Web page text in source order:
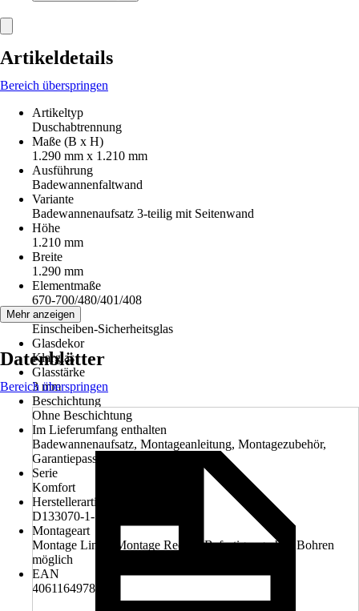
Artikeldetails
Bereich überspringen
Artikeltyp
Duschabtrennung
Maße (B x H)
1.290 mm x 1.210 mm
Ausführung
Badewannenfaltwand
Variante
Badewannenaufsatz 3-teilig mit Seitenwand
Höhe
1.210 mm
Breite
1.290 mm
Elementmaße
670-700/480/401/408
Glasart
Einscheiben-Sicherheitsglas
Glasdekor
Klarglas
Glasstärke
3 mm
Beschichtung
Ohne Beschichtung
Im Lieferumfang enthalten
Badewannenaufsatz, Montageanleitung, Montagezubehör,
Garantiepass
Serie
Komfort
Herstellerartikelnummer
D133070-1-50
Montageart
Montage Links, Montage Rechts, Befestigung ohne Bohren
möglich
EAN
4061164978365
Mehr anzeigen
Datenblätter
Bereich überspringen